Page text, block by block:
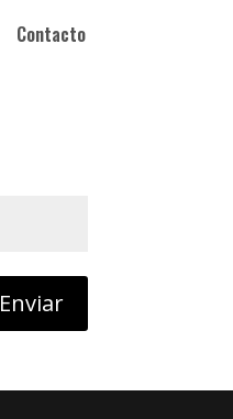
Contacto
Enviar